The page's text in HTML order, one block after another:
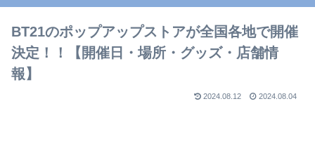
BT21のポップアップストアが全国各地で開催
決定！！【開催日・場所・グッズ・店舗情
報】
2024.08.12 2024.08.04